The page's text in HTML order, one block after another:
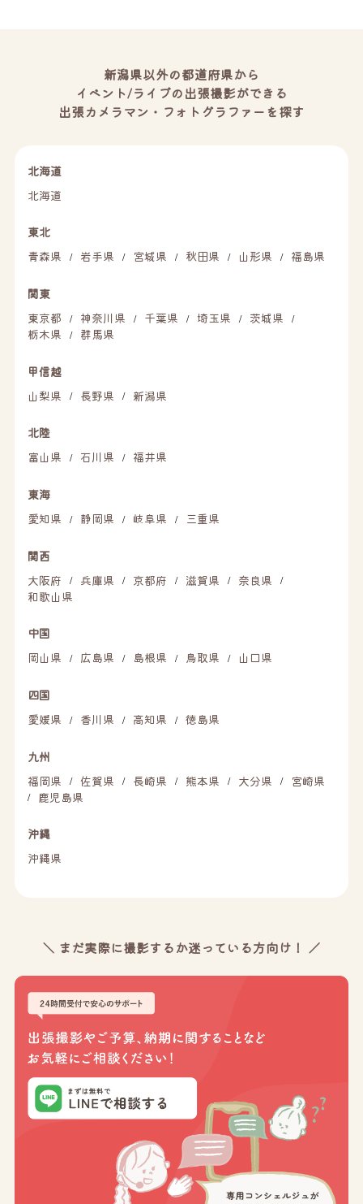
新潟県以外の都道府県から
イベント/ライブの出張撮影ができる
出張カメラマン・フォトグラファーを探す
北海道
北海道
東北
青森県
/ 岩手県 / 宮城県 / 秋田県 / 山形県 / 福島県
関東
東京都
/ 神奈川県 / 千葉県 / 埼玉県 / 茨城県 /
栃木県 / 群馬県
甲信越
山梨県
/ 長野県 / 新潟県
北陸
富山県
/ 石川県 / 福井県
東海
愛知県
/ 静岡県 / 岐阜県 / 三重県
関西
大阪府
/ 兵庫県 / 京都府 / 滋賀県 / 奈良県 /
和歌山県
中国
岡山県
/ 広島県 / 島根県 / 鳥取県 / 山口県
四国
愛媛県
/ 香川県 / 高知県 / 徳島県
九州
福岡県
/ 佐賀県 / 長崎県 / 熊本県 / 大分県 / 宮崎県
/ 鹿児島県
沖縄
沖縄県
＼ まだ実際に撮影するか迷っている方向け！ ／